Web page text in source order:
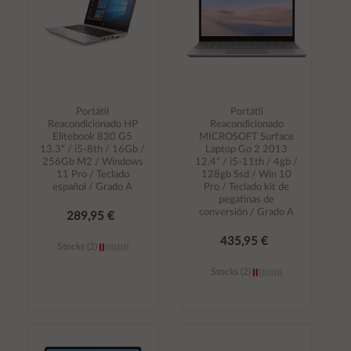
Portátil
Reacondicionado HP
Elitebook 830 G5
13.3" / i5-8th / 16Gb /
256Gb M2 / Windows
11 Pro / Teclado
español / Grado A
289,95 €
Stocks (2)
carrito
Portátil
Reacondicionado
MICROSOFT Surface
Laptop Go 2 2013
12.4" / i5-11th / 4gb /
128gb Ssd / Win 10
Pro / Teclado kit de
pegatinas de
conversión / Grado A
435,95 €
Stocks (2)